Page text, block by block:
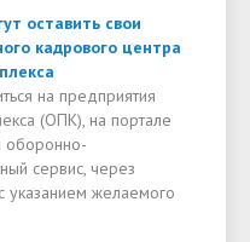
оставить свои
кадрового центра
на предприятия
(ОПК), на портале
оборонно-
сервис, через
указанием желаемого